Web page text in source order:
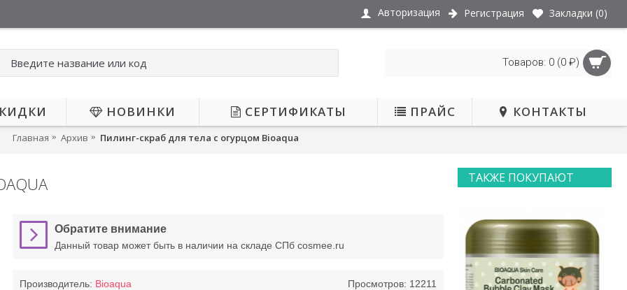
Авторизация Регистрация Закладки (0)
Товаров: 0 (0 ₽)
НОВИНКИ СЕРТИФИКАТЫ ПРАЙС КОНТАКТЫ
Главная Архив Пилинг-скраб для тела с огурцом Bioaqua
ТАКЖЕ ПОКУПАЮТ
НЕТ В НАЛИЧИИ
Обратите внимание
Данный товар может быть в наличии на складе СПб cosmee.ru
Просмотров: 12211
Производитель: Bioaqua